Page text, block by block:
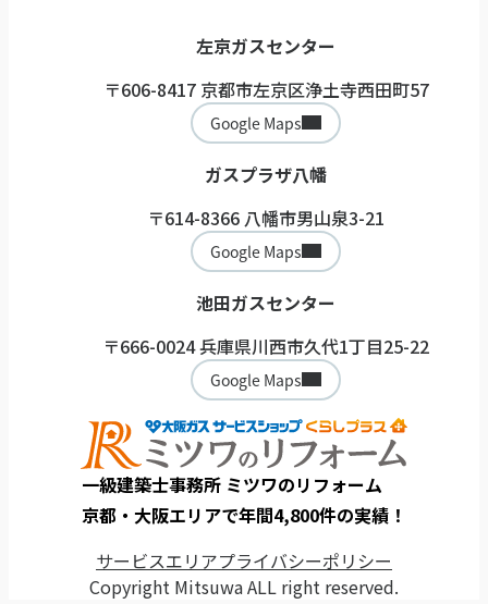
一級建築士事務所 ミツワのリフォーム
京都・大阪エリアで年間4,800件の実績！
左京ガスセンター
〒606-8417 京都市左京区浄土寺西田町57
Google Maps
ガスプラザ八幡
〒614-8366 八幡市男山泉3-21
Google Maps
池田ガスセンター
〒666-0024 兵庫県川西市久代1丁目25-22
Google Maps
サービスエリアプライバシーポリシー
Copyright Mitsuwa ALL right reserved.